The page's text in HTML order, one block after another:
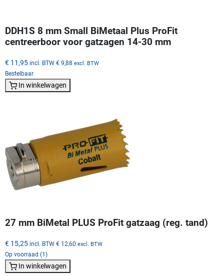
DDH1S 8 mm Small BiMetaal Plus ProFit
centreerboor voor gatzagen 14-30 mm
€ 11,95 incl. BTW € 9,88 excl. BTW
Bestelbaar
In winkelwagen
27 mm BiMetal PLUS ProFit gatzaag (reg. tand)
€ 15,25 incl. BTW € 12,60 excl. BTW
Op voorraad (1)
In winkelwagen